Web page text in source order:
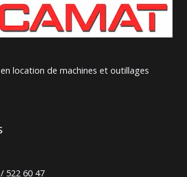
location de machines et outillages
522 60 47